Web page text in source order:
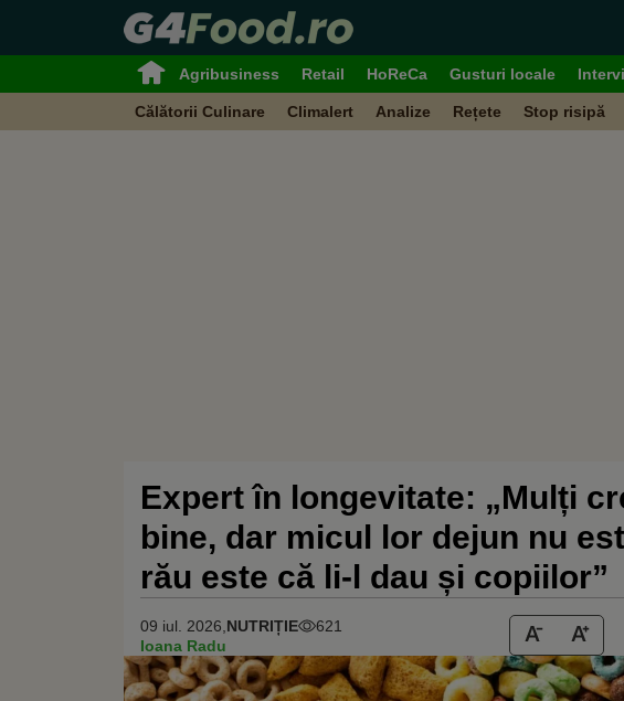
Agribusiness Retail HoReCa Gusturi locale
Călătorii Culinare Climalert Analize Rețete Stop risipă
Expert în longevitate: „Mulți
bine, dar micul lor dejun nu
rău este că li-l dau și copiilor”
09 iul. 2026, NUTRIȚIE
621
Ioana Radu